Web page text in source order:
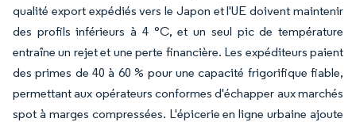
qualité export expédiés vers le Japon et l'UE doivent maintenir
des profils inférieurs à 4 °C, et un seul pic de température
entraîne un rejet et une perte financière. Les expéditeurs paient
des primes de 40 à 60 % pour une capacité frigorifique fiable,
permettant aux opérateurs conformes d'échapper aux marchés
spot à marges compressées. L'épicerie en ligne urbaine ajoute